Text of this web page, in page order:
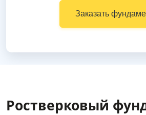
Заказать
Ростверковый